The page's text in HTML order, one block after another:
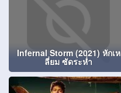
Infernal Storm (2021) หักเห
ลี่ยม ซัดระห่่ำ